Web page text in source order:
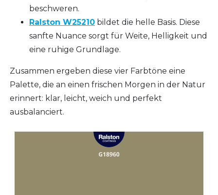
beschweren.
Ralston W25210 bildet die helle Basis. Diese
sanfte Nuance sorgt für Weite, Helligkeit und
eine ruhige Grundlage.
Zusammen ergeben diese vier Farbtöne eine
Palette, die an einen frischen Morgen in der Natur
erinnert: klar, leicht, weich und perfekt
ausbalanciert.